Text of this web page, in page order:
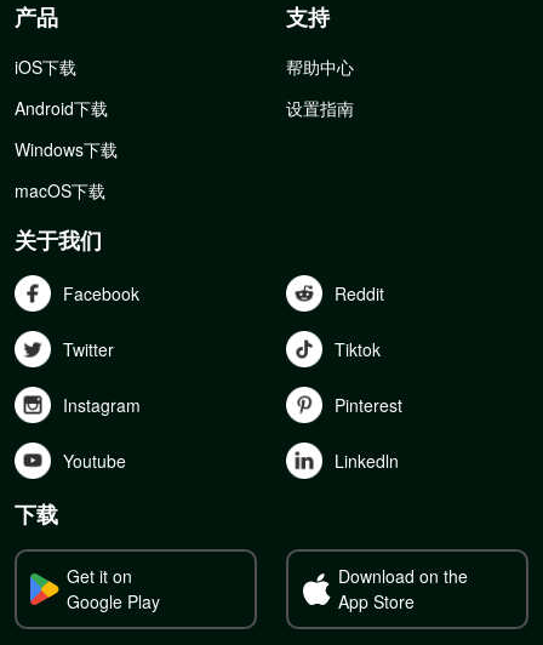
产品
iOS下载
Android下载
Windows下载
macOS下载
支持
帮助中心
设置指南
关于我们
Facebook Reddit
Twitter Tiktok
Instagram Pinterest
Youtube Linkedln
下载
Get it on
Google Play
Download on the
App Store